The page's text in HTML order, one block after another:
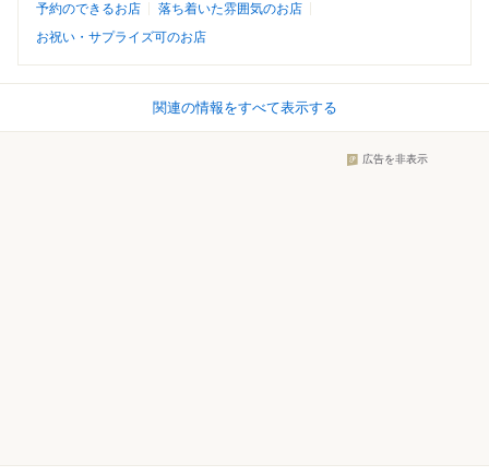
予約のできるお店
落ち着いた雰囲気のお店
お祝い・サプライズ可のお店
関連の情報をすべて表示する
広告を非表示